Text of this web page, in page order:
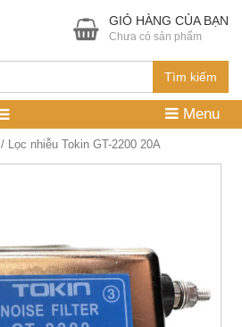
Tìm kiếm
GIỎ HÀNG CỦA BẠN
Chưa có sản phẩm
Menu
/ Lọc nhiễu Tokin GT-2200 20A